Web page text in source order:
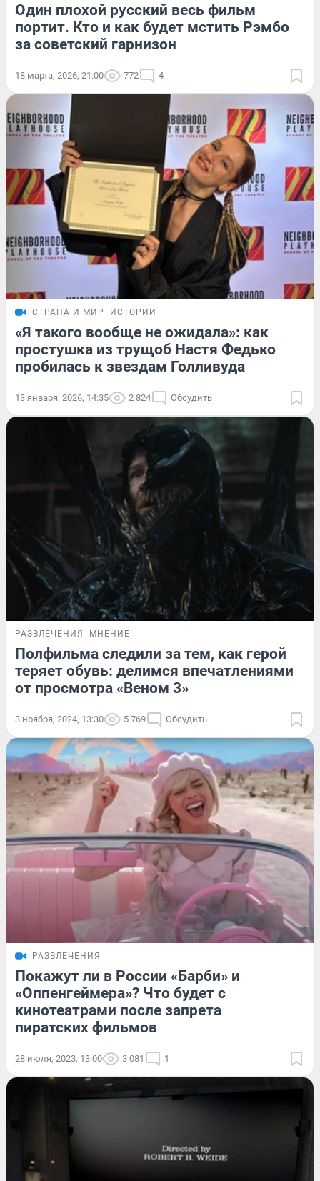
Один плохой русский весь фильм
портит. Кто и как будет мстить Рэмбо
за советский гарнизон
18 марта, 2026, 21:00 772 4
СТРАНА И МИР ИСТОРИИ
«Я такого вообще не ожидала»: как
простушка из трущоб Настя Федько
пробилась к звездам Голливуда
13 января, 2026, 14:35 2 824 Обсудить
РАЗВЛЕЧЕНИЯ МНЕНИЕ
Полфильма следили за тем, как герой
теряет обувь: делимся впечатлениями
от просмотра «Веном 3»
3 ноября, 2024, 13:30 5 769 Обсудить
РАЗВЛЕЧЕНИЯ
Покажут ли в России «Барби» и
«Оппенгеймера»? Что будет с
кинотеатрами после запрета
пиратских фильмов
28 июля, 2023, 13:00 3 081 1